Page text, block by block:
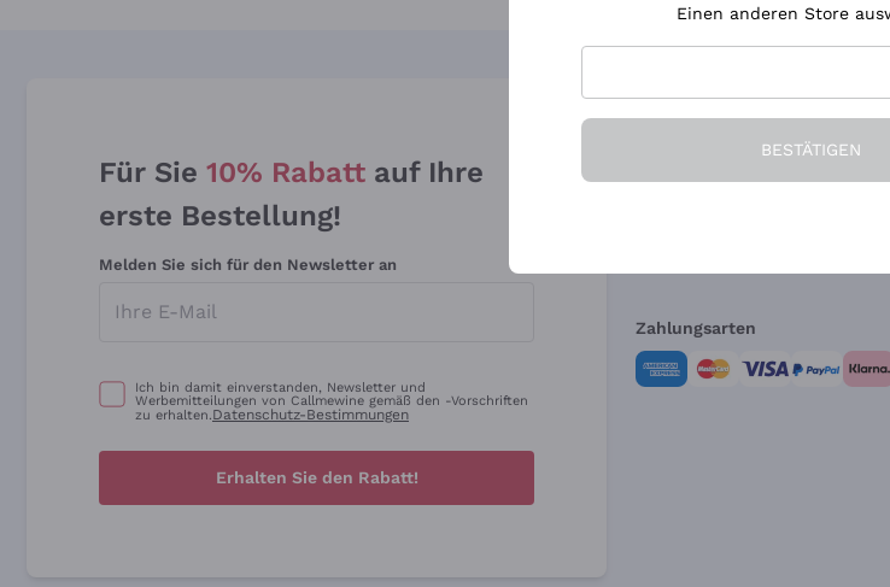
Für Sie 10% Rabatt auf Ihre
erste Bestellung!
Melden Sie sich für den Newsletter an
Ich bin damit einverstanden, Newsletter und
Werbemitteilungen von Callmewine gemäß den -Vorschriften
zu erhalten.Datenschutz-Bestimmungen
Erhalten Sie den Rabatt!
Die Firma
Zahlungsarten
Einen anderen Store
BESTÄTIGEN